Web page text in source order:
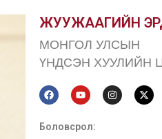
ЖУУЖААГИЙН
МОНГОЛ УЛСЫН
ҮНДСЭН ХУУЛИЙН
Боловсрол: